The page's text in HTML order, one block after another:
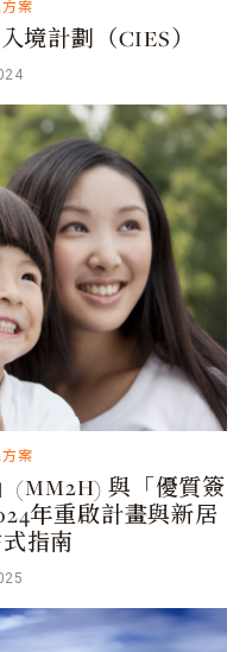
案
境計劃（CIES）
案
(MM2H) 與「優質簽
年重啟計畫與新居
指南